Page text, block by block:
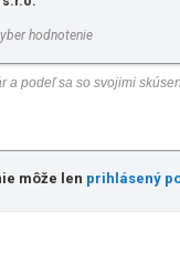
hodnotenie
môže len prihlásený